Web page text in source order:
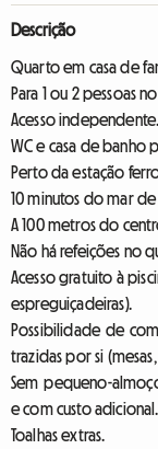
Descrição
Quarto em casa de
Para 1 ou 2 pessoas
Acesso independente.
WC e casa de banho
Perto da estação
10 minutos do mar de
A 100 metros do
Não há refeições no
Acesso gratuito à
espreguiçadeiras).
Possibilidade de
trazidas por si (mesas,
Sem pequeno-
e com custo adicional.
Toalhas extras.